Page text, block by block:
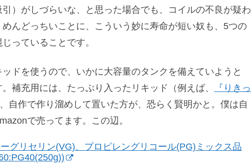
）がしづらいな、と思った場合でも、コイルの不良が疑わ
んどっちいことに、こういう妙に寿命が短い奴も、5つの
っていることです。
ドを使うので、いかに大容量のタンクを備えていようと
補充用には、たっぷり入ったリキッド（例えば、
『りきっ
自作で作り溜めして置いた方が、恐らく賢明かと。僕は自
で売ってます。この辺。
グリセリン(VG)、プロピレングリコール(PG)ミックス品